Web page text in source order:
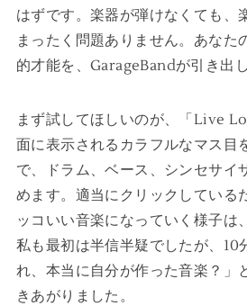
はずです。楽器が弾けなくても、
まったく問題ありません。あなた
的才能を、GarageBandが引き出
まず試してほしいのが、「Live
面に表示されるカラフルなマス目
で、ドラム、ベース、シンセサイ
めます。適当にクリックしている
ッコいい音楽になっていく様子は
私も最初は半信半疑でしたが、10
れ、本当に自分が作った音楽？」
きあがりました。